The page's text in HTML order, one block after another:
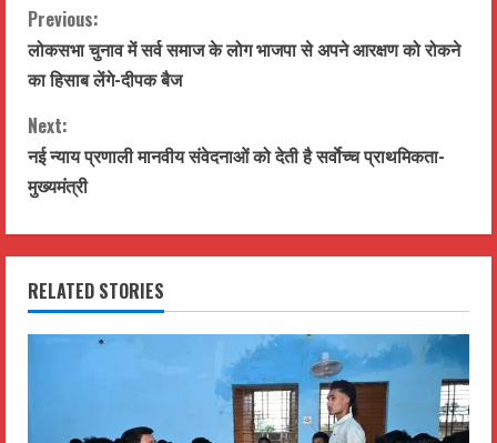
C
o
n
t
i
n
u
Previous:
लोकसभा चुनाव में सर्व समाज के लोग भाजपा से अपने आरक्षण को रोकने
का हिसाब लेंगे-दीपक बैज
Next:
नई न्याय प्रणाली मानवीय संवेदनाओं को देती है सर्वाेच्च प्राथमिकता-
मुख्यमंत्री
RELATED STORIES